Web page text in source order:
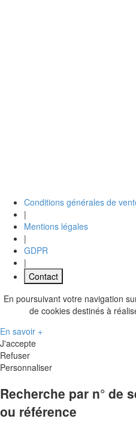
Conditions générales de
|
Mentions légales
|
GDPR
|
Contact
En poursuivant votre navigation
de cookies destinés à
En savoir +
J'accepte
Refuser
Personnaliser
Recherche par n° de
ou référence